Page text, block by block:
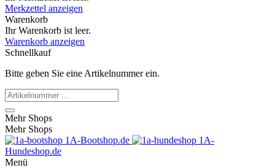
Merkzettel anzeigen
Warenkorb
Ihr Warenkorb ist leer.
Warenkorb anzeigen
Schnellkauf
Bitte geben Sie eine Artikelnummer ein.
Mehr Shops
Mehr Shops
1A-Bootshop.de
1A-
Hundeshop.de
Menü